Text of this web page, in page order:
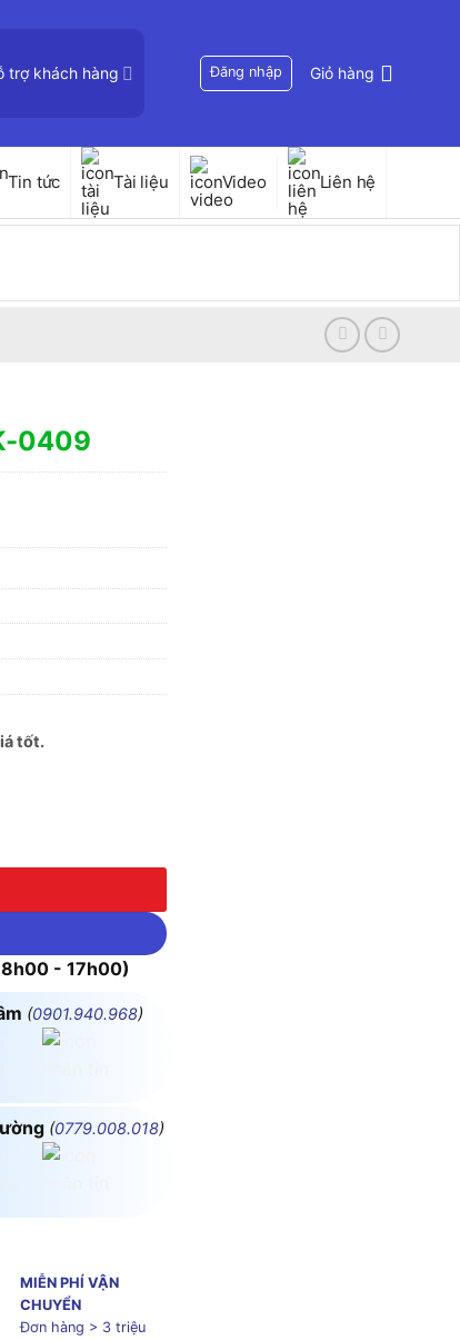
trợ khách hàng Đăng nhập Giỏ hàng
Tin tức Tài liệu Video Liên hệ
0409
tốt.
- 17h00)
(0901.940.968)
(0779.008.018)
MIỄN PHÍ VẬN
CHUYỂN
Đơn hàng > 3 triệu